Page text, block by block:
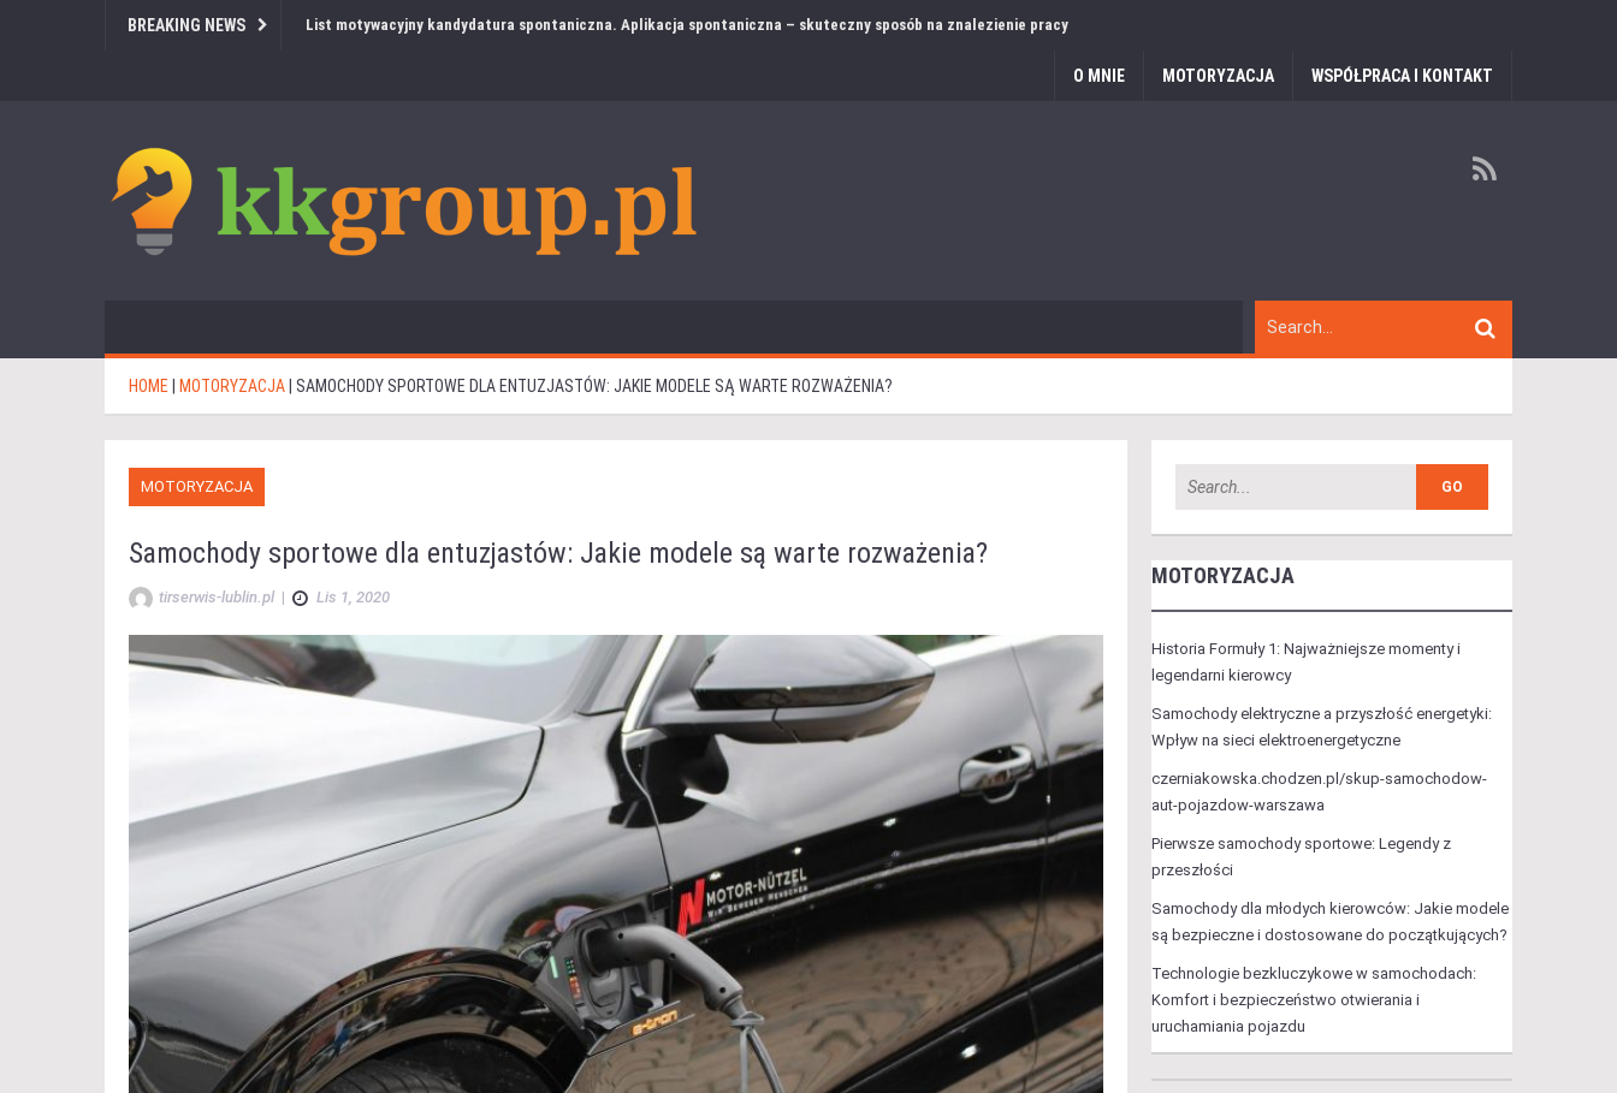
BREAKING NEWS List motywacyjny kandydatura spontaniczna. Aplikacja spontaniczna – skuteczny sposób na znalezienie pracy
O MNIE MOTORYZACJA WSPÓŁPRACA I KONTAKT
HOME MOTORYZACJA SAMOCHODY SPORTOWE DLA ENTUZJASTÓW: JAKIE MODELE SĄ WARTE ROZWAŻENIA?
MOTORYZACJA
Samochody sportowe dla entuzjastów: Jakie modele są warte rozważenia?
tirserwis-lublin.pl | Lis 1, 2020
MOTORYZACJA
Historia Formuły 1: Najważniejsze momenty i
legendarni kierowcy
Samochody elektryczne a przyszłość energetyki:
Wpływ na sieci elektroenergetyczne
czerniakowska.chodzen.pl/skup-samochodow-
aut-pojazdow-warszawa
Pierwsze samochody sportowe: Legendy z
przeszłości
Samochody dla młodych kierowców: Jakie modele
są bezpieczne i dostosowane do początkujących?
Technologie bezkluczykowe w samochodach:
Komfort i bezpieczeństwo otwierania i
uruchamiania pojazdu